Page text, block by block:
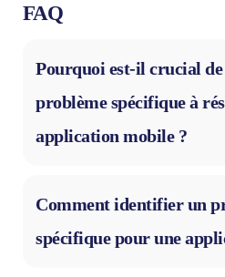
FAQ
Pourquoi est-il crucial
problème spécifique à
application mobile ?
Comment identifier un
spécifique pour une